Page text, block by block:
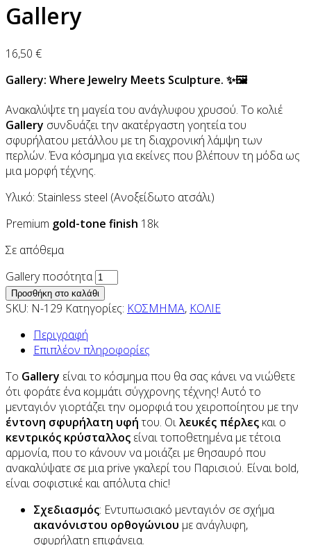
Gallery
16,50 €
Gallery: Where Jewelry Meets Sculpture. ✨🖼️
Ανακαλύψτε τη μαγεία του ανάγλυφου χρυσού. Το κολιέ
Gallery συνδυάζει την ακατέργαστη γοητεία του
σφυρήλατου μετάλλου με τη διαχρονική λάμψη των
περλών. Ένα κόσμημα για εκείνες που βλέπουν τη μόδα ως
μια μορφή τέχνης.
Υλικό: Stainless steel (Ανοξείδωτο ατσάλι)
Premium gold-tone finish 18k
Σε απόθεμα
Gallery ποσότητα
Προσθήκη στο καλάθι
SKU: N-129 Κατηγορίες: ΚΟΣΜΗΜΑ, ΚΟΛΙΕ
Περιγραφή
Επιπλέον πληροφορίες
Το Gallery είναι το κόσμημα που θα σας κάνει να νιώθετε
ότι φοράτε ένα κομμάτι σύγχρονης τέχνης! Αυτό το
μενταγιόν γιορτάζει την ομορφιά του χειροποίητου με την
έντονη σφυρήλατη υφήτου. Οιλευκές πέρλες και ο
κεντρικός κρύσταλλος είναι τοποθετημένα με τέτοια
αρμονία, που το κάνουν να μοιάζει με θησαυρό που
ανακαλύψατε σε μια prive γκαλερί του Παρισιού. Είναι bold,
είναι σοφιστικέ και απόλυτα chic!
Σχεδιασμός: Εντυπωσιακό μενταγιόν σε σχήμα
ακανόνιστου ορθογώνιου με ανάγλυφη,
σφυρήλατη επιφάνεια.